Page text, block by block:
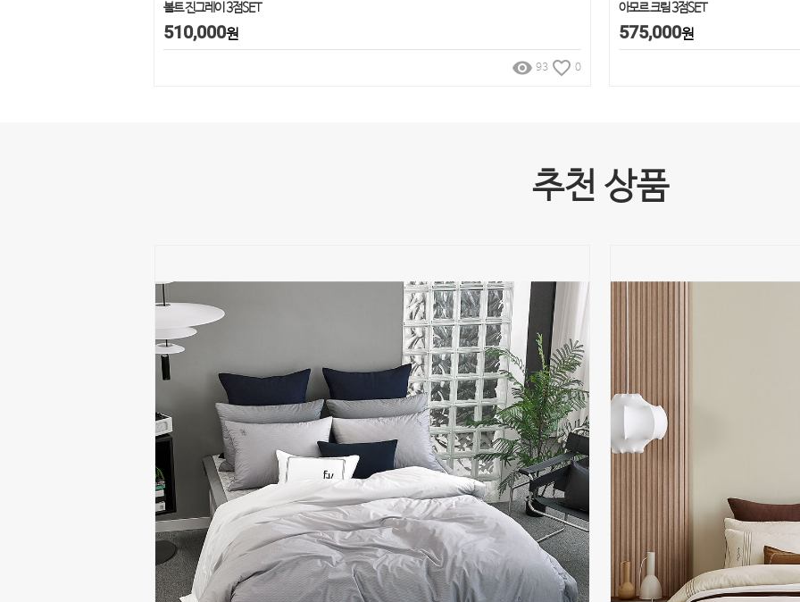
볼트 진그레이 3점SET
510,000원
remove_red_eye 93 favorite_border 0
아모르 크림 3점SET
575,000원
추천 상품